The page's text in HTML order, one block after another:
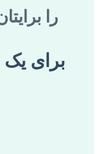
را
برای یک